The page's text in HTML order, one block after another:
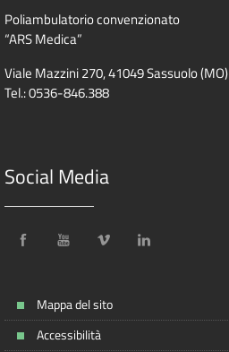
Poliambulatorio convenzionato
“ARS Medica”
Viale Mazzini 270, 41049 Sassuolo (MO)
Tel.: 0536-846.388
Social Media
Mappa del sito
Accessibilità